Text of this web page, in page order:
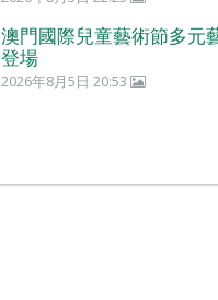
澳門國際兒童藝術節多元
登場
2026年8月5日 20:53